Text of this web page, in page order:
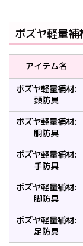
ボズヤ軽量
アイテム名
ボズヤ軽量補材:
頭防具
ボズヤ軽量補材:
胴防具
ボズヤ軽量補材:
手防具
ボズヤ軽量補材:
脚防具
ボズヤ軽量補材:
足防具